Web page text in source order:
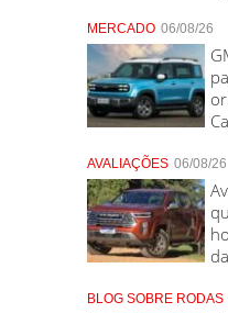
MERCADO 06/08/26
AVALIAÇÕES 06/08/26
BLOG SOBRE RODAS